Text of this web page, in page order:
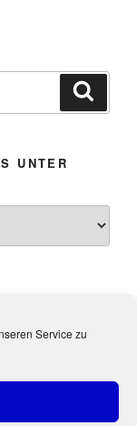
Service zu
UNTER
Kandel